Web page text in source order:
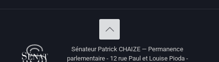
Sénateur Patrick CHAIZE — Permanence
parlementaire - 12 rue Paul et Louise Pioda -